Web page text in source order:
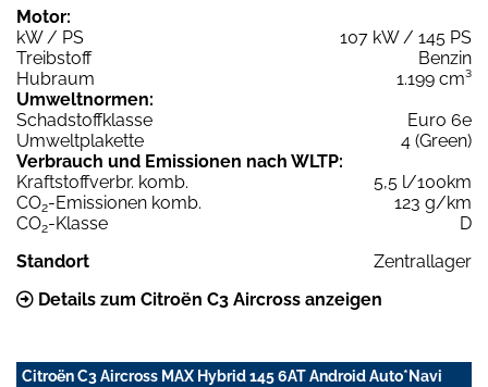
Motor:
kW / PS
107 kW / 145 PS
Treibstoff
Benzin
Hubraum
1.199 cm³
Umweltnormen:
Schadstoffklasse
Euro 6e
Umweltplakette
4 (Green)
Verbrauch und Emissionen nach WLTP:
Kraftstoffverbr. komb.
5,5 l/100km
CO2-Emissionen komb.
123 g/km
CO2-Klasse
D
Standort
Zentrallager
Details zum Citroën C3 Aircross anzeigen
Citroën C3 Aircross MAX Hybrid 145 6AT Android Auto*Navi